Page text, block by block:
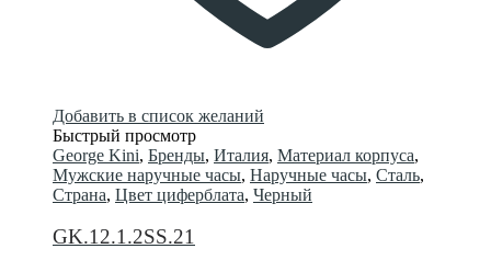
Добавить в список желаний
Быстрый просмотр
George Kini, Бренды, Италия, Материал корпуса,
Мужские наручные часы, Наручные часы, Сталь,
Страна, Цвет циферблата, Черный
GK.12.1.2SS.21